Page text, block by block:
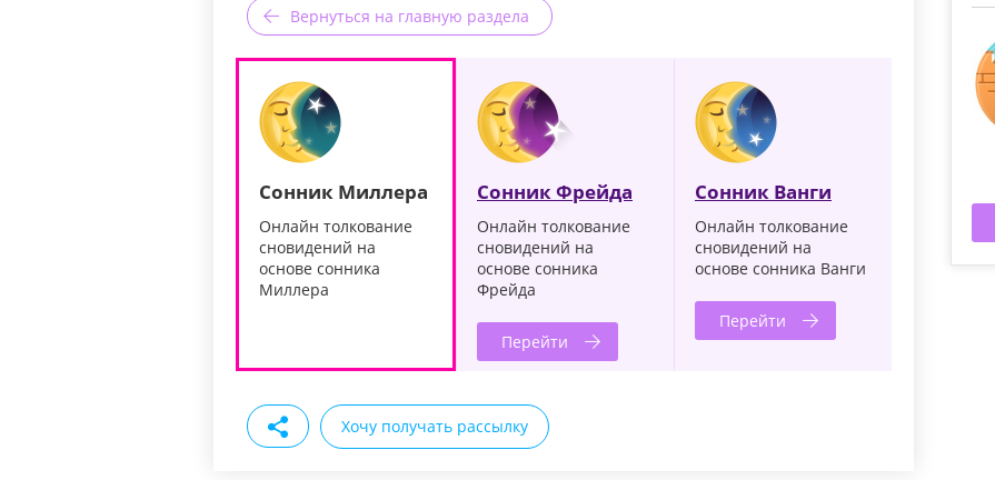
Вернуться на главную раздела
Сонник Миллера
Онлайн толкование
сновидений на
основе сонника
Миллера
Сонник Фрейда
Онлайн толкование
сновидений на
основе сонника
Фрейда
Перейти
Сонник Ванги
Онлайн толкование
сновидений на
основе сонника Ванги
Перейти
Хочу получать рассылку